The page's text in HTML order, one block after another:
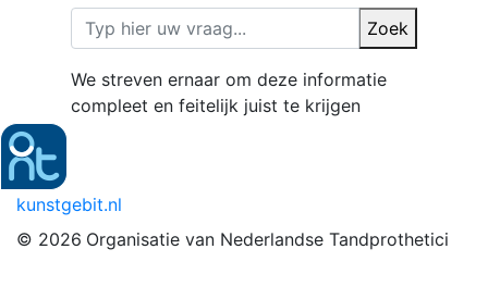
Zoek
We streven ernaar om deze informatie
compleet en feitelijk juist te krijgen
kunstgebit.nl
© 2026 Organisatie van Nederlandse Tandprothetici